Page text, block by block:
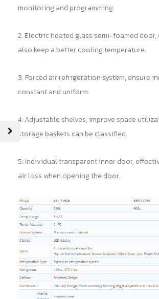
monitoring and programming.
2. Electric heated glass semi-foamed door,
also keep a better cooling temperature.
3. Forced air refrigeration system, ensure
constant and uniform.
4. Adjustable shelves, improve space
storage baskets can be classified.
5. Individual transparent inner door,
air loss when opening the door.